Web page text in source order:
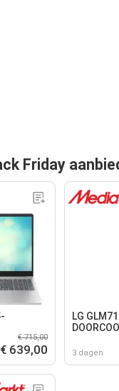
Friday
€ 715,00
€ 639,00
LG
3 dagen